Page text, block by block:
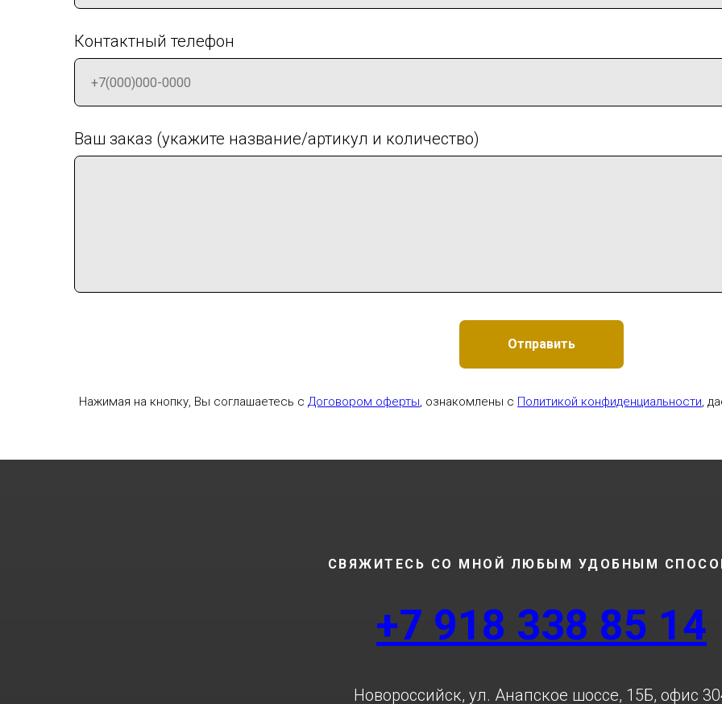
Контактный телефон
Ваш заказ (укажите название/артикул и количество)
Отправить
Нажимая на кнопку, Вы соглашаетесь с Договором оферты , ознакомлены с Политикой конфиденциальности ,
СВЯЖИТЕСЬ СО МНОЙ ЛЮБЫМ УДОБНЫМ
+7 918 338 85 14
Новороссийск, ул. Анапское шоссе, 15Б, офис